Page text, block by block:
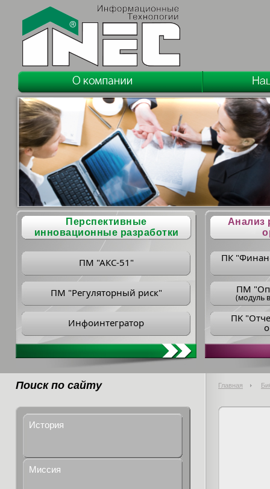
Перспективные
инновационные разработки
ПМ "АКС-51"
ПМ "Регуляторный риск"
Инфоинтегратор
Анализ
ПК
ПM
(модуль
ПK
Поиск по сайту Главная
История
Миссия